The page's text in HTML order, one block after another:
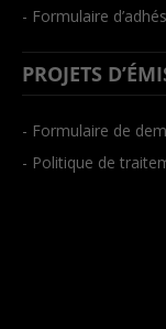
- Formulaire
PROJETS
- Formulaire de
- Politique de